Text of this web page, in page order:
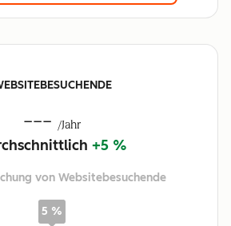
--- /Jahr
+5 %
von Websitebesuchende
5 %